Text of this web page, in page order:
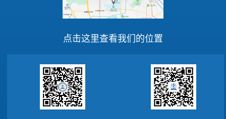
点击这里查看我们的位置